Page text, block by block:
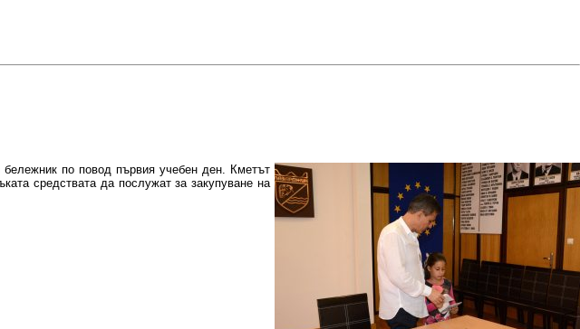
по повод първия учебен ден. Кметът
средствата да послужат за закупуване на